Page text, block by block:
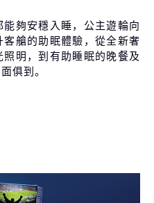
夠安穩入睡，公主遊輪向
艙的助眠體驗，從全新奢
明，到有助睡眠的晚餐及
俱到。